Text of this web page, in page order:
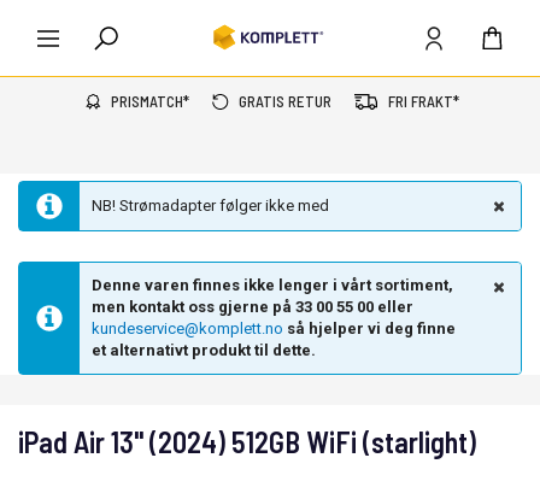
PRISMATCH* GRATIS RETUR FRI FRAKT*
NB! Strømadapter følger ikke med
Denne varen finnes ikke lenger i vårt sortiment,
men kontakt oss gjerne på 33 00 55 00 eller
kundeservice@komplett.no så hjelper vi deg finne
et alternativt produkt til dette.
iPad Air 13" (2024) 512GB WiFi (starlight)